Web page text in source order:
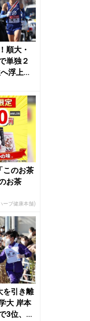
順大・
単独２
浮上！
このお茶
お茶
ーブ健康本舗)
を引き離
大 岸本
3位、4